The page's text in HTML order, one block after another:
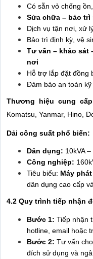
Có sẵn vỏ chống
Sửa chữa – bảo trì
Dịch vụ tận nơi, xử
Bảo trì định kỳ, vệ
Tư vấn – khảo sát
nơi
Hỗ trợ lắp đặt đồng
Đảm bảo an toàn kỹ
Thương hiệu cung
Komatsu, Yanmar, Hino,
Dải công suất phổ biến:
Dân dụng: 10kVA
Công nghiệp:
Tiêu biểu: Máy
dân dụng cao cấp
4.2 Quy trình tiếp nhận
Bước 1: Tiếp nhận
hotline, email hoặc
Bước 2: Tư vấn
đích sử dụng và